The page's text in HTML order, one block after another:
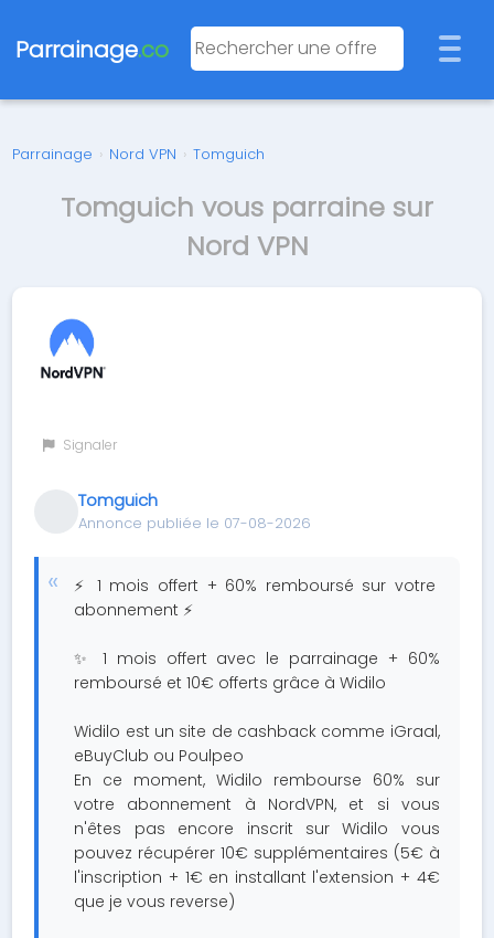
Parrainage.co
Parrainage › Nord VPN › Tomguich
Tomguich vous parraine sur
Nord VPN
Signaler
Tomguich
Annonce publiée le 07-08-2026
⚡ 1 mois offert + 60% remboursé sur votre
abonnement ⚡
✨ 1 mois offert avec le parrainage + 60%
remboursé et 10€ offerts grâce à Widilo
Widilo est un site de cashback comme iGraal,
eBuyClub ou Poulpeo
En ce moment, Widilo rembourse 60% sur
votre abonnement à NordVPN, et si vous
n'êtes pas encore inscrit sur Widilo vous
pouvez récupérer 10€ supplémentaires (5€ à
l'inscription + 1€ en installant l'extension + 4€
que je vous reverse)